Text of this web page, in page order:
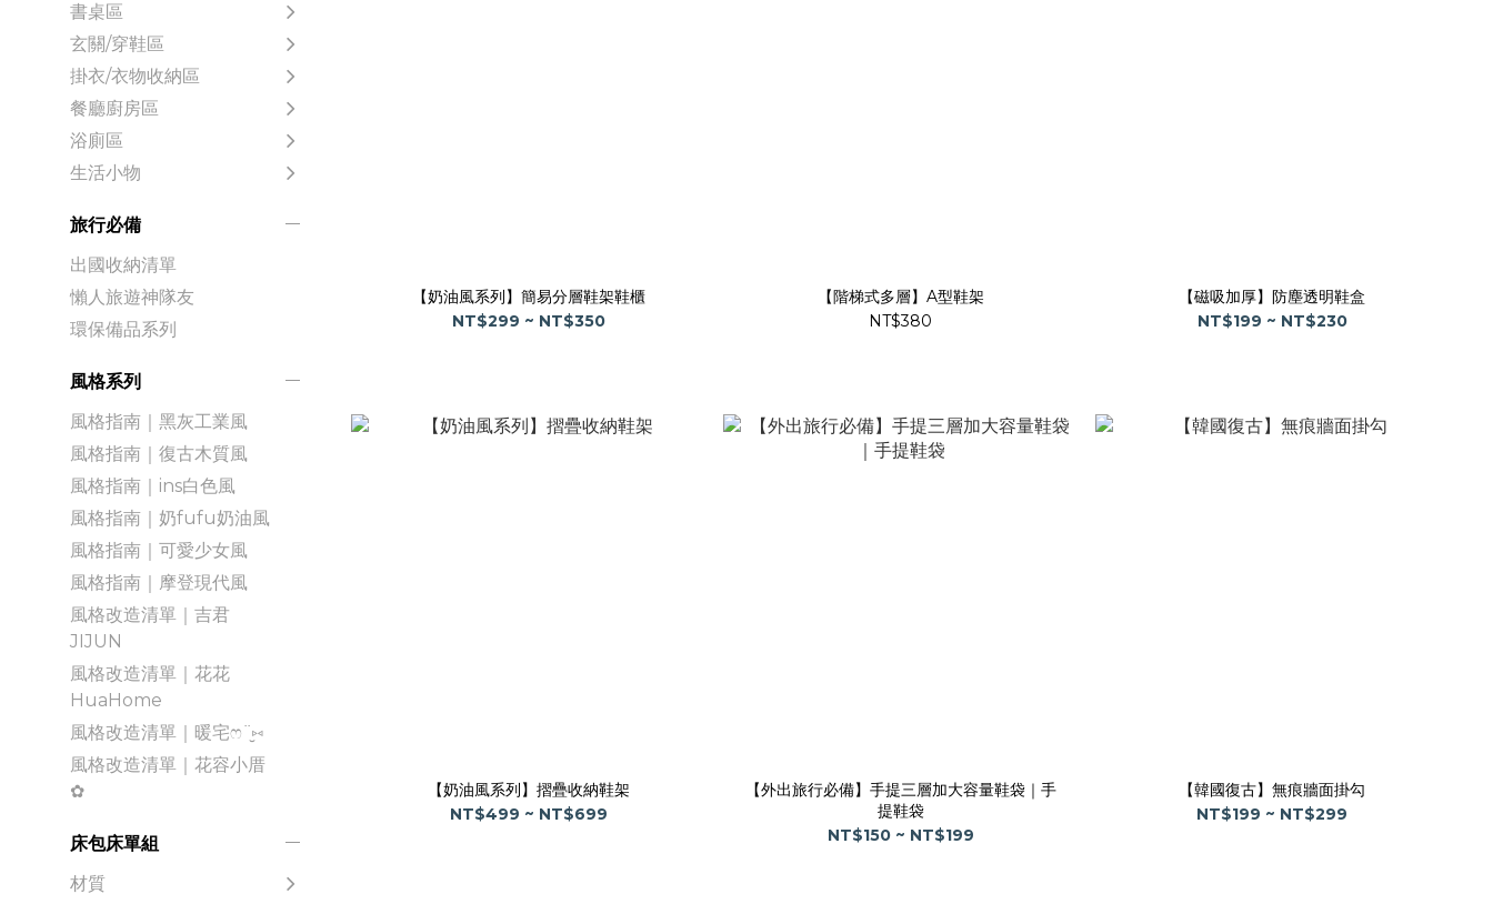
書桌區
玄關/穿鞋區
掛衣/衣物收納區
餐廳廚房區
浴廁區
生活小物
旅行必備
出國收納清單
懶人旅遊神隊友
環保備品系列
風格系列
風格指南｜黑灰工業風
風格指南｜復古木質風
風格指南｜ins白色風
風格指南｜奶fufu奶油風
風格指南｜可愛少女風
風格指南｜摩登現代風
風格改造清單｜吉君
JIJUN
風格改造清單｜花花
HuaHome
風格改造清單｜暖宅ෆ¨̮⑅
風格改造清單｜花容小厝
✿
床包床單組
材質
【奶油風系列】簡易分層鞋架鞋櫃
NT$299 ~ NT$350
【階梯式多層】A型鞋架
NT$380
【磁吸加厚】防塵透明鞋盒
NT$199 ~ NT$230
【奶油風系列】摺疊收納鞋架
NT$499 ~ NT$699
【外出旅行必備】手提三層加大容量鞋袋｜手
提鞋袋
NT$150 ~ NT$199
【韓國復古】無痕牆面掛勾
NT$199 ~ NT$299